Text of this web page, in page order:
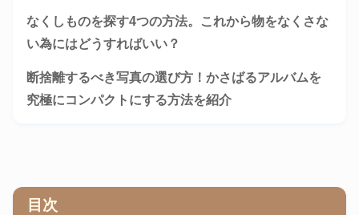
なくしものを探す4つの方法。これから物をなくさな
い為にはどうすればいい？
断捨離するべき写真の選び方！かさばるアルバムを
究極にコンパクトにする方法を紹介
目次